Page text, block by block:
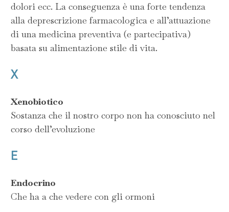
dolori ecc. La conseguenza è una forte tendenza
alla deprescrizione farmacologica e all’attuazione
di una medicina preventiva (e partecipativa)
basata su alimentazione stile di vita.
X
Xenobiotico
Sostanza che il nostro corpo non ha conosciuto nel
corso dell’evoluzione
E
Endocrino
Che ha a che vedere con gli ormoni